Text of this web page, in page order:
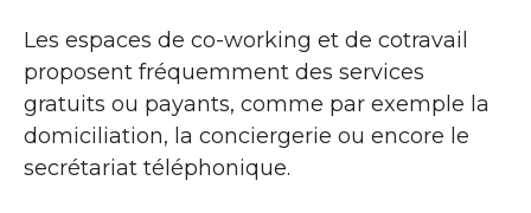
Les espaces de co-working et de cotravail
proposent fréquemment des services
gratuits ou payants, comme par exemple la
domiciliation, la conciergerie ou encore le
secrétariat téléphonique.